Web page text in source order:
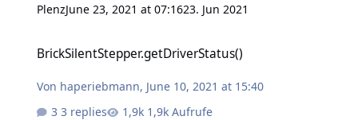
PlenzJune 23, 2021 at 07:1623. Jun 2021
BrickSilentStepper.getDriverStatus()
Von haperiebmann, June 10, 2021 at 15:40
3 replies
1,9k Aufrufe